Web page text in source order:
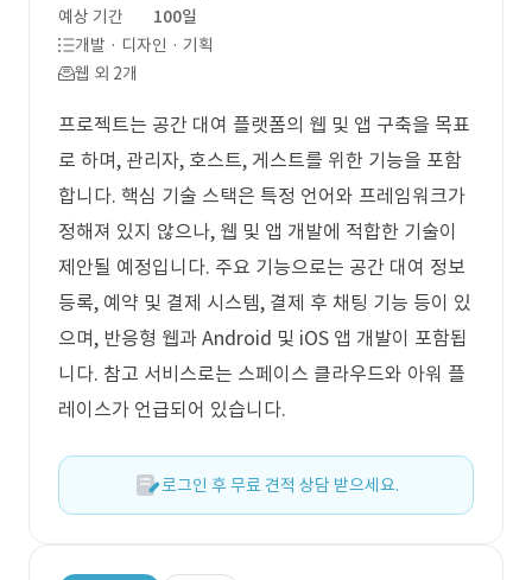
예상 기간
100일
개발 · 디자인 · 기획
웹 외 2개
프로젝트는 공간 대여 플랫폼의 웹 및 앱 구축을 목표
로 하며, 관리자, 호스트, 게스트를 위한 기능을 포함
합니다. 핵심 기술 스택은 특정 언어와 프레임워크가
정해져 있지 않으나, 웹 및 앱 개발에 적합한 기술이
제안될 예정입니다. 주요 기능으로는 공간 대여 정보
등록, 예약 및 결제 시스템, 결제 후 채팅 기능 등이 있
으며, 반응형 웹과 Android 및 iOS 앱 개발이 포함됩
니다. 참고 서비스로는 스페이스 클라우드와 아워 플
레이스가 언급되어 있습니다.
로그인 후 무료 견적 상담 받으세요.